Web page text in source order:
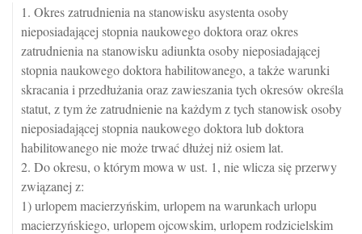
1. Okres zatrudnienia na stanowisku asystenta osoby
nieposiadającej stopnia naukowego doktora oraz okres
zatrudnienia na stanowisku adiunkta osoby nieposiadającej
stopnia naukowego doktora habilitowanego, a także warunki
skracania i przedłużania oraz zawieszania tych okresów określa
statut, z tym że zatrudnienie na każdym z tych stanowisk osoby
nieposiadającej stopnia naukowego doktora lub doktora
habilitowanego nie może trwać dłużej niż osiem lat.
2. Do okresu, o którym mowa w ust. 1, nie wlicza się przerwy
związanej z:
1) urlopem macierzyńskim, urlopem na warunkach urlopu
macierzyńskiego, urlopem ojcowskim, urlopem rodzicielskim